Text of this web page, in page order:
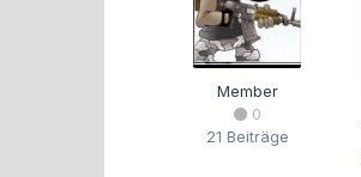
Member
0
21 Beiträge